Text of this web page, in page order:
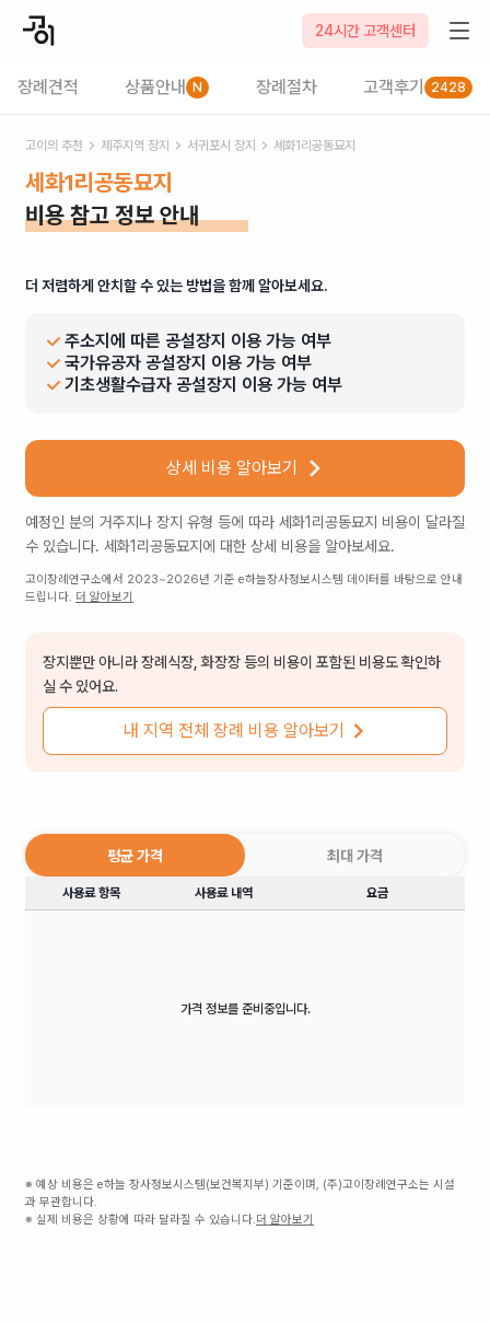
24시간 고객센터
장례견적 상품안내 N 장례절차 고객후기 2428
고이의 추천 제주지역 장지 서귀포시 장지 세화1리공동묘지
세화1리공동묘지
비용 참고 정보 안내
더 저렴하게 안치할 수 있는 방법을 함께 알아보세요.
주소지에 따른 공설장지 이용 가능 여부
국가유공자 공설장지 이용 가능 여부
기초생활수급자 공설장지 이용 가능 여부
상세 비용 알아보기
예정인 분의 거주지나 장지 유형 등에 따라 세화1리공동묘지 비용이 달라질
수 있습니다. 세화1리공동묘지 에 대한 상세 비용을 알아보세요.
고이장례연구소에서 2023~2026년 기준 e하늘장사정보시스템 데이터를 바탕으로 안내
드립니다. 더 알아보기
장지뿐만 아니라 장례식장, 화장장 등의 비용이 포함된 비용도 확인하
실 수 있어요.
내 지역 전체 장례 비용 알아보기
평균 가격 최대 가격
사용료 항목 사용료 내역 요금
가격 정보를 준비중입니다.
※ 예상 비용은 e하늘 장사정보시스템(보건복지부) 기준이며, (주)고이장례연구소는 시설
과 무관합니다.
※ 실제 비용은 상황에 따라 달라질 수 있습니다.더 알아보기